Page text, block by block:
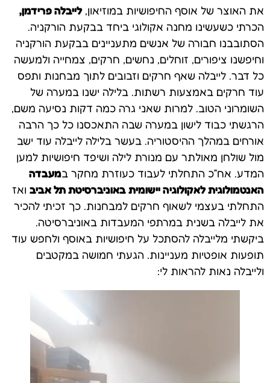
את האוצר של אוסף החיפושיות במוזיאון,לייבלה פרידמן,
הכרתי כשעשינו מחנה אקולוגי ביחד בבקעת הורקניה.
הסתובבנו חבורה של אנשים מתעניינים בבקעת הורקניה
וחיפשנו ציפורים, זוחלים, נחשים, חרקים, צמחייה ולמעשה
כל דבר. לייבלה שאף חרקים וזבובים לתוך מבחנות ותפס
עוד חרקים באמצעות רשתות. בלילה ישנו במערה של
השומרוני הטוב. למרות שאני גרה כמה דקות נסיעה משם,
הרגשתי כבוד לישון במערה שבה התאכסנו כל כך הרבה
אורחים במהלך ההיסטוריה. בעשר בלילה לייבלה עוד ישב
מול שולחן מאולתר עם מנורת לילה ושיפד חיפושיות למען
המדע. אח”כ התחלתי לעבוד כעוזרת מחקר במעבדה
האנטמולוגית לאקולוגיה יישומית באוניברסיטת תל אביב ואז
התחלתי בעצמי לשאוף חרקים למבחנות. כך זכיתי להכיר
את לייבלה בשנית במרתפי המעבדות באוניברסיטה.
ביקשתי מלייבלה להסתכל על חיפושיות באוסף ולחפש עוד
תופעות אופטיות מעניינות. הגעתי חמושה במקטבים
ולייבלה נאות להראות לי: